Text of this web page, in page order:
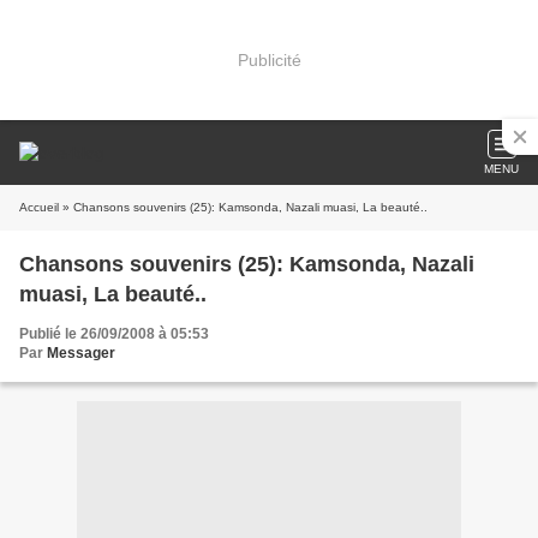
Publicité
MENU
Accueil » Chansons souvenirs (25): Kamsonda, Nazali muasi, La beauté..
Chansons souvenirs (25): Kamsonda, Nazali
muasi, La beauté..
Publié le 26/09/2008 à 05:53
Par Messager